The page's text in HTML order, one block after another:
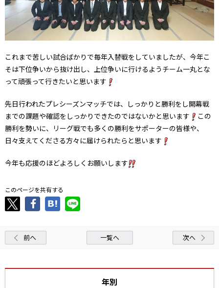
これまで苦しい試合ばかりで毎年入替戦をしていましたが、今年こ
そは下位争いから抜け出し、上位争いに行けるようチーム一丸とな
って頑張って行きたいと思います
先日行われたプレシーズンマッチでは、しっかりと勝利をし開幕戦
までの課題や確認をしっかりできたのではないかと思います
この
勝利を勢いに、リーグ戦でも多くの勝利をサポーターの皆様や、
日々支えてくださる方々に届けられたらと思います
今年も応援のほどよろしくお願いします
このページを共有する
前へ 一覧へ 次へ
年別